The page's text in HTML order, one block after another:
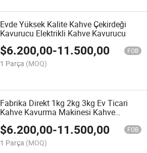
Evde Yüksek Kalite Kahve Çekirdeği
Kavurucu Elektrikli Kahve Kavurucu
$6.200,00-11.500,00 FOB
1 Parça (MOQ)
Fabrika Direkt 1kg 2kg 3kg Ev Ticari
Kahve Kavurma Makinesi Kahve
$6.200,00-11.500,00 FOB
1 Parça (MOQ)